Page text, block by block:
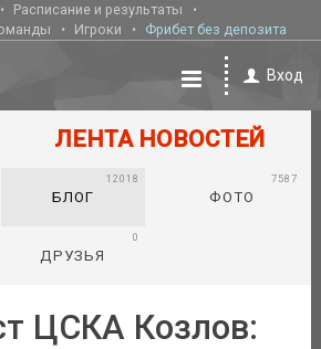
Расписание и результаты
Игроки Фрибет без депозита
Вход
ЛЕНТА НОВОСТЕЙ
БЛОГ
12018
ФОТО
7587
ДРУЗЬЯ
0
ЦСКА Козлов: